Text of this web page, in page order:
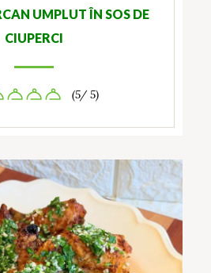
UMPLUT ÎN SOS DE
CIUPERCI
(5/ 5)